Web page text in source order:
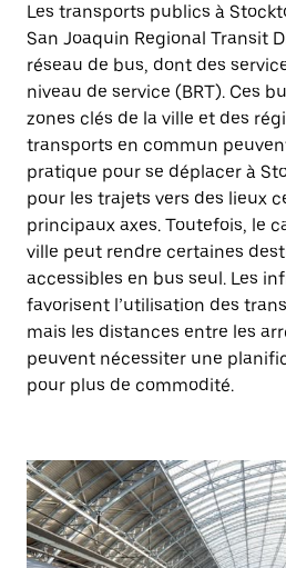
Les transports publics à
San Joaquin Regional Transit
réseau de bus, dont des
niveau de service (BRT). Ces
zones clés de la ville et des
transports en commun
pratique pour se déplacer à
pour les trajets vers des lieux
principaux axes. Toutefois, le
ville peut rendre certaines
accessibles en bus seul. Les
favorisent l’utilisation des
mais les distances entre les
peuvent nécessiter une
pour plus de commodité.